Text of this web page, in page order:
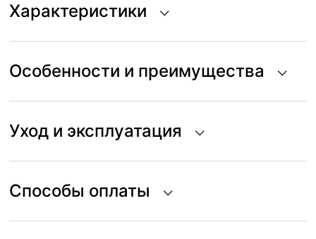
Характеристики
Особенности и преимущества
Уход и эксплуатация
Способы оплаты